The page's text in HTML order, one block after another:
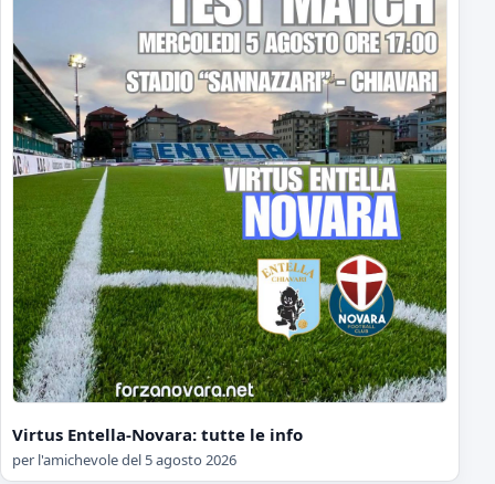
Virtus Entella-Novara: tutte le info
per l'amichevole del 5 agosto 2026